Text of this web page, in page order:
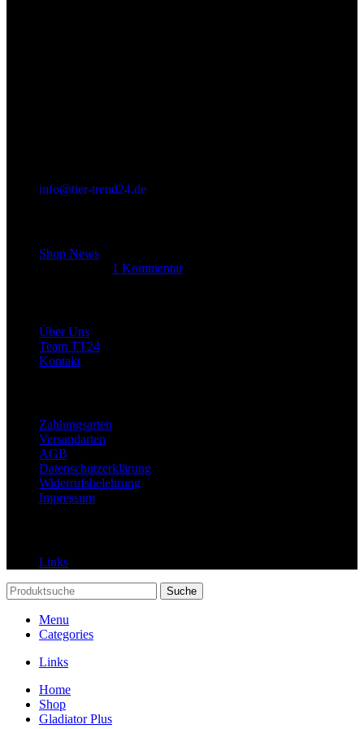
info@tier-trend24.de
Shop News
1 Kommentar
Über Uns
Team TT24
Kontakt
Zahlungsarten
Versandarten
AGB
Datenschutzerklärung
Widerrufsbelehrung
Impressum
Links
Suche
Menu
Categories
Links
Home
Shop
Gladiator Plus